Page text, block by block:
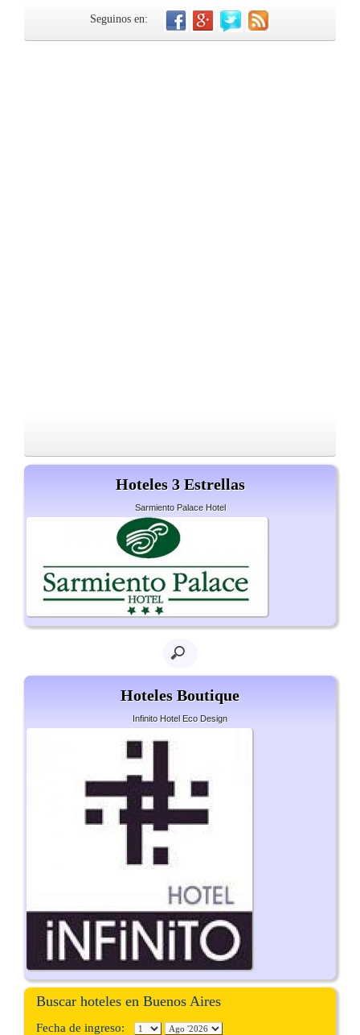
Seguinos en:
Hoteles 3 Estrellas
Sarmiento Palace Hotel
Hoteles Boutique
Infinito Hotel Eco Design
Buscar hoteles en Buenos Aires
Fecha de ingreso: